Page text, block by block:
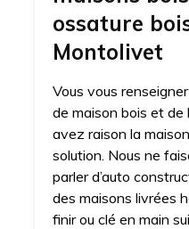
ossature
Montolivet
Vous vous
de maison bois et de
avez raison la
solution. Nous ne
parler d’auto
des maisons livrées
finir ou clé en main